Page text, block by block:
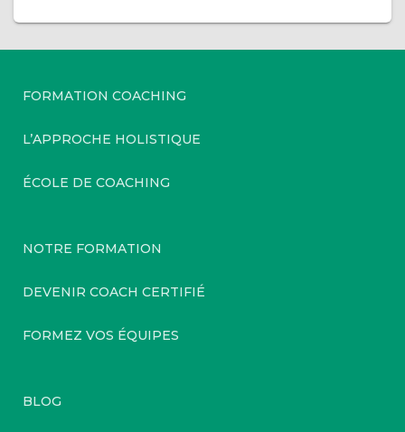
FORMATION COACHING
L’APPROCHE HOLISTIQUE
ÉCOLE DE COACHING
NOTRE FORMATION
DEVENIR COACH CERTIFIÉ
FORMEZ VOS ÉQUIPES
BLOG